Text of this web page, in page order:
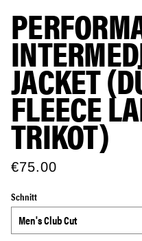
JACKET
FLEECE
TRIKOT)
€75.00
Schnitt